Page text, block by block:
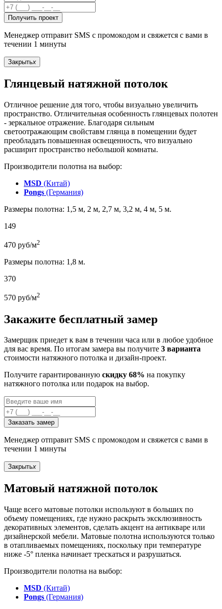
Получить проект
Менеджер отправит SMS с промокодом и свяжется с вами в
течении 1 минуты
Закрытьx
Глянцевый натяжной потолок
Отличное решение для того, чтобы визуально увеличить
пространство. Отличительная особенность глянцевых полотен
- зеркальное отражение. Благодаря сильным
светоотражающим свойставм глянца в помещении будет
преобладать повышенная освещенность, что визуально
расширит пространство небольшой комнаты.
Производители полотна на выбор:
MSD (Китай)
Pongs (Германия)
Размеры полотна: 1,5 м, 2 м, 2,7 м, 3,2 м, 4 м, 5 м.
149
470 руб/м2
Размеры полотна: 1,8 м.
370
570 руб/м2
Закажите бесплатный замер
Замерщик приедет к вам в течении часа или в любое удобное
для вас время. По итогам замера вы получите 3 варианта
стоимости натяжного потолка и дизайн-проект.
Получите гарантированную скидку 68% на покупку
натяжного потолка или подарок на выбор.
Заказать замер
Менеджер отправит SMS с промокодом и свяжется с вами в
течении 1 минуты
Закрытьx
Матовый натяжной потолок
Чаще всего матовые потолки используют в больших по
объему помещениях, где нужно раскрыть эксклюзивность
декоративных элементов, сделать акцент на антикваре или
дизайнерской мебели. Матовые полотна используются только
в отапливаемых помещениях, поскольку при температуре
ниже -5° пленка начинает трескаться и разрушаться.
Производители полотна на выбор:
MSD (Китай)
Pongs (Германия)